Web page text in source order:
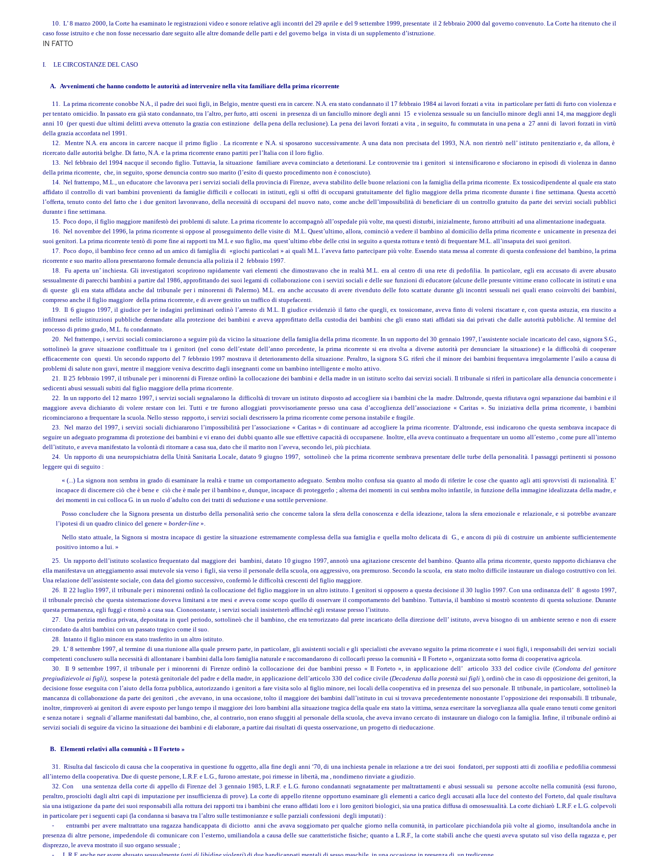
10. L’ 8 marzo 2000, la Corte ha esaminato le registrazioni video e sonore relative agli incontri del 29 aprile e del 9 settembre 1999, presentate il 2 febbraio 2000 dal governo convenuto. La Corte ha ritenuto che il
caso fosse istruito e che non fosse necessario dare seguito alle altre domande delle parti e del governo belga in vista di un supplemento d’istruzione.
IN FATTO
I. LE CIRCOSTANZE DEL CASO
A. Avvenimenti che hanno condotto le autorità ad intervenire nella vita familiare della prima ricorrente
11. La prima ricorrente conobbe N.A., il padre dei suoi figli, in Belgio, mentre questi era in carcere. N.A. era stato condannato il 17 febbraio 1984 ai lavori forzati a vita in particolare per fatti di furto con violenza e
per tentato omicidio. In passato era già stato condannato, tra l’altro, per furto, atti osceni in presenza di un fanciullo minore degli anni 15 e violenza sessuale su un fanciullo minore degli anni 14, ma maggiore degli
anni 10 (per questi due ultimi delitti aveva ottenuto la grazia con estinzione della pena della reclusione). La pena dei lavori forzati a vita , in seguito, fu commutata in una pena a 27 anni di lavori forzati in virtù
della grazia accordata nel 1991.
12. Mentre N.A. era ancora in carcere nacque il primo figlio . La ricorrente e N.A. si sposarono successivamente. A una data non precisata del 1993, N.A. non rientrò nell’ istituto penitenziario e, da allora, è
ricercato dalle autorità belghe. Di fatto, N.A. e la prima ricorrente erano partiti per l’Italia con il loro figlio.
13. Nel febbraio del 1994 nacque il secondo figlio. Tuttavia, la situazione familiare aveva cominciato a deteriorarsi. Le controversie tra i genitori si intensificarono e sfociarono in episodi di violenza in danno
della prima ricorrente, che, in seguito, sporse denuncia contro suo marito (l’esito di questo procedimento non è conosciuto).
14. Nel frattempo, M.L., un educatore che lavorava per i servizi sociali della provincia di Firenze, aveva stabilito delle buone relazioni con la famiglia della prima ricorrente. Ex tossicodipendente al quale era stato
affidato il controllo di vari bambini provenienti da famiglie difficili e collocati in istituti, egli si offrì di occuparsi gratuitamente del figlio maggiore della prima ricorrente durante i fine settimana. Questa accettò
l’offerta, tenuto conto del fatto che i due genitori lavoravano, della necessità di occuparsi del nuovo nato, come anche dell’impossibilità di beneficiare di un controllo gratuito da parte dei servizi sociali pubblici
durante i fine settimana.
15. Poco dopo, il figlio maggiore manifestò dei problemi di salute. La prima ricorrente lo accompagnò all’ospedale più volte, ma questi disturbi, inizialmente, furono attribuiti ad una alimentazione inadeguata.
16. Nel novembre del 1996, la prima ricorrente si oppose al proseguimento delle visite di M.L. Quest’ultimo, allora, cominciò a vedere il bambino al domicilio della prima ricorrente e unicamente in presenza dei
suoi genitori. La prima ricorrente tentò di porre fine ai rapporti tra M.L e suo figlio, ma quest’ultimo ebbe delle crisi in seguito a questa rottura e tentò di frequentare M.L. all’insaputa dei suoi genitori.
17. Poco dopo, il bambino fece cenno ad un amico di famiglia di «giochi particolari » ai quali M.L. l’aveva fatto partecipare più volte. Essendo stata messa al corrente di questa confessione del bambino, la prima
ricorrente e suo marito allora presentarono formale denuncia alla polizia il 2 febbraio 1997.
18. Fu aperta un’ inchiesta. Gli investigatori scoprirono rapidamente vari elementi che dimostravano che in realtà M.L. era al centro di una rete di pedofilia. In particolare, egli era accusato di avere abusato
sessualmente di parecchi bambini a partire dal 1986, approfittando dei suoi legami di collaborazione con i servizi sociali e delle sue funzioni di educatore (alcune delle presunte vittime erano collocate in istituti e una
di queste gli era stata affidata anche dal tribunale per i minorenni di Palermo). M.L. era anche accusato di avere rivenduto delle foto scattate durante gli incontri sessuali nei quali erano coinvolti dei bambini,
compreso anche il figlio maggiore della prima ricorrente, e di avere gestito un traffico di stupefacenti.
19. Il 6 giugno 1997, il giudice per le indagini preliminari ordinò l’arresto di M.L. Il giudice evidenziò il fatto che quegli, ex tossicomane, aveva finto di volersi riscattare e, con questa astuzia, era riuscito a
infiltrarsi nelle istituzioni pubbliche demandate alla protezione dei bambini e aveva approfittato della custodia dei bambini che gli erano stati affidati sia dai privati che dalle autorità pubbliche. Al termine del
processo di primo grado, M.L. fu condannato.
20. Nel frattempo, i servizi sociali cominciarono a seguire più da vicino la situazione della famiglia della prima ricorrente. In un rapporto del 30 gennaio 1997, l’assistente sociale incaricato del caso, signora S.G.,
sottolineò la grave situazione conflittuale tra i genitori (nel corso dell’estate dell’anno precedente, la prima ricorrente si era rivolta a diverse autorità per denunciare la situazione) e la difficoltà di cooperare
efficacemente con questi. Un secondo rapporto del 7 febbraio 1997 mostrava il deterioramento della situazione. Peraltro, la signora S.G. riferì che il minore dei bambini frequentava irregolarmente l’asilo a causa di
problemi di salute non gravi, mentre il maggiore veniva descritto dagli insegnanti come un bambino intelligente e molto attivo.
21. Il 25 febbraio 1997, il tribunale per i minorenni di Firenze ordinò la collocazione dei bambini e della madre in un istituto scelto dai servizi sociali. Il tribunale si riferì in particolare alla denuncia concernente i
sedicenti abusi sessuali subiti dal figlio maggiore della prima ricorrente.
22. In un rapporto del 12 marzo 1997, i servizi sociali segnalarono la difficoltà di trovare un istituto disposto ad accogliere sia i bambini che la madre. Daltronde, questa rifiutava ogni separazione dai bambini e il
maggiore aveva dichiarato di volere restare con lei. Tutti e tre furono alloggiati provvisoriamente presso una casa d’accoglienza dell’associazione « Caritas ». Su iniziativa della prima ricorrente, i bambini
ricominciarono a frequentare la scuola. Nello stesso rapporto, i servizi sociali descrissero la prima ricorrente come persona instabile e fragile.
23. Nel marzo del 1997, i servizi sociali dichiararono l’impossibilità per l’associazione « Caritas » di continuare ad accogliere la prima ricorrente. D’altronde, essi indicarono che questa sembrava incapace di
seguire un adeguato programma di protezione dei bambini e vi erano dei dubbi quanto alle sue effettive capacità di occuparsene. Inoltre, ella aveva continuato a frequentare un uomo all’esterno , come pure all’interno
dell’istituto, e aveva manifestato la volontà di ritornare a casa sua, dato che il marito non l’aveva, secondo lei, più picchiata.
24. Un rapporto di una neuropsichiatra della Unità Sanitaria Locale, datato 9 giugno 1997, sottolineò che la prima ricorrente sembrava presentare delle turbe della personalità. I passaggi pertinenti si possono
leggere qui di seguito :
« (...) La signora non sembra in grado di esaminare la realtà e trarne un comportamento adeguato. Sembra molto confusa sia quanto al modo di riferire le cose che quanto agli atti sprovvisti di razionalità. E’
incapace di discernere ciò che è bene e ciò che è male per il bambino e, dunque, incapace di proteggerlo ; alterna dei momenti in cui sembra molto infantile, in funzione della immagine idealizzata della madre, e
dei momenti in cui colloca G. in un ruolo d’adulto con dei tratti di seduzione e una sottile perversione.
Posso concludere che la Signora presenta un disturbo della personalità serio che concerne talora la sfera della conoscenza e della ideazione, talora la sfera emozionale e relazionale, e si potrebbe avanzare
l’ipotesi di un quadro clinico del genere « border-line».
Nello stato attuale, la Signora si mostra incapace di gestire la situazione estremamente complessa della sua famiglia e quella molto delicata di G., e ancora di più di costruire un ambiente sufficientemente
positivo intorno a lui. »
25. Un rapporto dell’istituto scolastico frequentato dal maggiore dei bambini, datato 10 giugno 1997, annotò una agitazione crescente del bambino. Quanto alla prima ricorrente, questo rapporto dichiarava che
ella manifestava un atteggiamento assai mutevole sia verso i figli, sia verso il personale della scuola, ora aggressivo, ora premuroso. Secondo la scuola, era stato molto difficile instaurare un dialogo costruttivo con lei.
Una relazione dell’assistente sociale, con data del giorno successivo, confermò le difficoltà crescenti del figlio maggiore.
26. Il 22 luglio 1997, il tribunale per i minorenni ordinò la collocazione del figlio maggiore in un altro istituto. I genitori si opposero a questa decisione il 30 luglio 1997. Con una ordinanza dell’ 8 agosto 1997,
il tribunale precisò che questa sistemazione doveva limitarsi a tre mesi e aveva come scopo quello di osservare il comportamento del bambino. Tuttavia, il bambino si mostrò scontento di questa soluzione. Durante
questa permanenza, egli fuggì e ritornò a casa sua. Ciononostante, i servizi sociali insistetterò affinchè egli restasse presso l’istituto.
27. Una perizia medica privata, depositata in quel periodo, sottolineò che il bambino, che era terrorizzato dal prete incaricato della direzione dell’ istituto, aveva bisogno di un ambiente sereno e non di essere
circondato da altri bambini con un passato tragico come il suo.
28. Intanto il figlio minore era stato trasferito in un altro istituto.
29. L’ 8 settembre 1997, al termine di una riunione alla quale presero parte, in particolare, gli assistenti sociali e gli specialisti che avevano seguito la prima ricorrente e i suoi figli, i responsabili dei servizi sociali
competenti conclusero sulla necessità di allontanare i bambini dalla loro famiglia naturale e raccomandarono di collocarli presso la comunità « Il Forteto », organizzata sotto forma di cooperativa agricola.
30. Il 9 settembre 1997, il tribunale per i minorenni di Firenze ordinò la collocazione dei due bambini presso « Il Forteto », in applicazione dell’ articolo 333 del codice civile (Condotta del genitore
pregiudizievole ai figli), sospese la potestà genitoriale del padre e della madre, in applicazione dell’articolo 330 del codice civile (Decadenza dalla potestà sui figli), ordinò che in caso di opposizione dei genitori, la
decisione fosse eseguita con l’aiuto della forza pubblica, autorizzando i genitori a fare visita solo al figlio minore, nei locali della cooperativa ed in presenza del suo personale. Il tribunale, in particolare, sottolineò la
mancanza di collaborazione da parte dei genitori , che avevano, in una occasione, tolto il maggiore dei bambini dall’istituto in cui si trovava precedentemente nonostante l’opposizione dei responsabili. Il tribunale,
inoltre, rimproverò ai genitori di avere esposto per lungo tempo il maggiore dei loro bambini alla situazione tragica della quale era stato la vittima, senza esercitare la sorveglianza alla quale erano tenuti come genitori
e senza notare i segnali d’allarme manifestati dal bambino, che, al contrario, non erano sfuggiti al personale della scuola, che aveva invano cercato di instaurare un dialogo con la famiglia. Infine, il tribunale ordinò ai
servizi sociali di seguire da vicino la situazione dei bambini e di elaborare, a partire dai risultati di questa osservazione, un progetto di rieducazione.
B. Elementi relativi alla comunità « Il Forteto »
31. Risulta dal fascicolo di causa che la cooperativa in questione fu oggetto, alla fine degli anni ‘70, di una inchiesta penale in relazione a tre dei suoi fondatori, per supposti atti di zoofilia e pedofilia commessi
all’interno della cooperativa. Due di queste persone, L.R.F. e L.G., furono arrestate, poi rimesse in libertà, ma , nondimeno rinviate a giudizio.
32. Con una sentenza della corte di appello di Firenze del 3 gennaio 1985, L.R.F. e L.G. furono condannati segnatamente per maltrattamenti e abusi sessuali su persone accolte nella comunità (essi furono,
peraltro, prosciolti dagli altri capi di imputazione per insufficienza di prove). La corte di appello ritenne opportuno esaminare gli elementi a carico degli accusati alla luce del contesto del Forteto, dal quale risultava
sia una istigazione da parte dei suoi responsabili alla rottura dei rapporti tra i bambini che erano affidati loro e i loro genitori biologici, sia una pratica diffusa di omosessualità. La corte dichiarò L.R.F. e L.G. colpevoli
in particolare per i seguenti capi (la condanna si basava tra l’altro sulle testimonianze e sulle parziali confessioni degli imputati) :
- entrambi per avere maltrattato una ragazza handicappata di diciotto anni che avava soggiornato per qualche giorno nella comunità, in particolare picchiandola più volte al giorno, insultandola anche in
presenza di altre persone, impedendole di comunicare con l’esterno, umiliandola a causa delle sue caratteristiche fisiche; quanto a L.R.F., la corte stabilì anche che questi aveva sputato sul viso della ragazza e, per
disprezzo, le aveva mostrato il suo organo sessuale ;